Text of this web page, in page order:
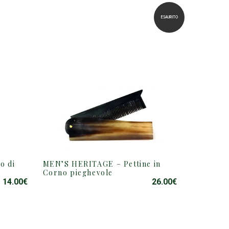
di
14.00€
ESAURITO
MEN’S HERITAGE – Pettine in
Corno pieghevole
26.00€